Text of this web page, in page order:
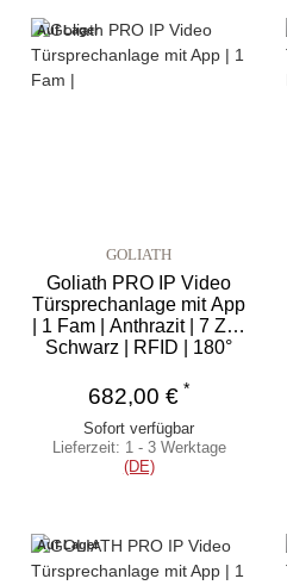
Auf Lager
GOLIATH
Goliath PRO IP Video
Türsprechanlage mit App
| 1 Fam | Anthrazit | 7 Zoll
Schwarz | RFID | 180°
682,00 € *
Sofort verfügbar
Lieferzeit: 1 - 3 Werktage
(DE)
Auf Lager